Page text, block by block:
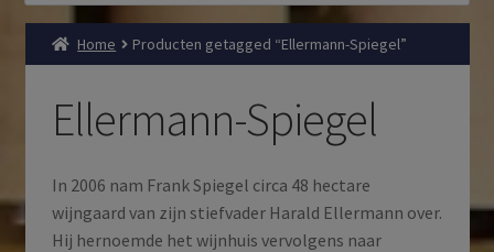
Home Producten getagged “Ellermann-Spiegel”
Ellermann-Spiegel
In 2006 nam Frank Spiegel circa 48 hectare
wijngaard van zijn stiefvader Harald Ellermann over.
Hij hernoemde het wijnhuis vervolgens naar